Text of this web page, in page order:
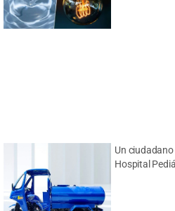
Un
Hospital